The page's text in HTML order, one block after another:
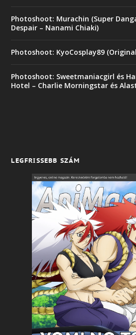
Photoshoot: Murachin (Super
Despair – Nanami Chiaki)
Photoshoot: KyoCosplay89
Photoshoot: Sweetmaniacgirl és
Hotel – Charlie Morningstar és
LEGFRISSEBB SZÁM